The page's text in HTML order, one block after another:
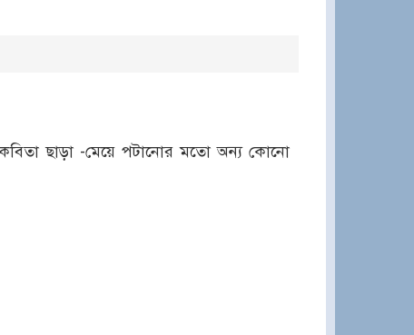
ছাড়া -মেয়ে পটানোর মতো অন্য কোনো